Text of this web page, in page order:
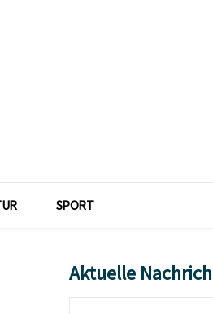
SPORT
Aktuelle